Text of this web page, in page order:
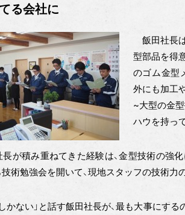
る会社に
飯田社長
型部品を得
のゴム金型
外にも加工
~大型の金
ハウを持っ
が積み重ねてきた経験は、金型技術の強
技術勉強会を開いて、現地スタッフの技術力
かない」と話す飯田社長が、最も大事にす